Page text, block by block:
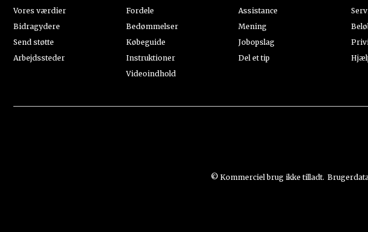
© Kommerciel brug ikke tilladt.
Vores værdier
Bidragydere
Send støtte
Arbejdssteder
Fordele
Bedømmelser
Købeguide
Instruktioner
Videoindhold
Assistance
Mening
Jobopslag
Del et tip